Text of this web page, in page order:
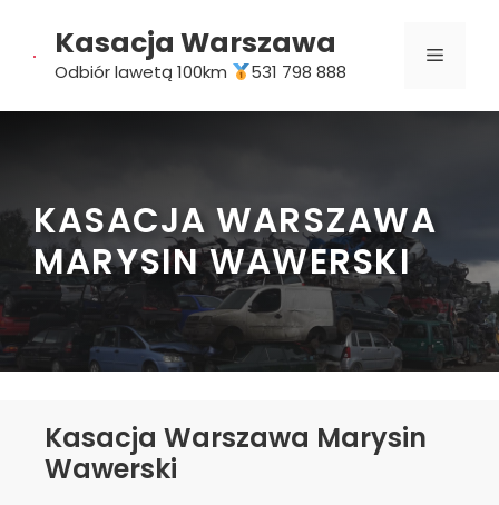
Kasacja Warszawa
Odbiór lawetą 100km 531 798 888
MENU
KASACJA WARSZAWA
MARYSIN WAWERSKI
Kasacja Warszawa Marysin
Wawerski